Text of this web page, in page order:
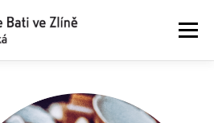
Menu
2026